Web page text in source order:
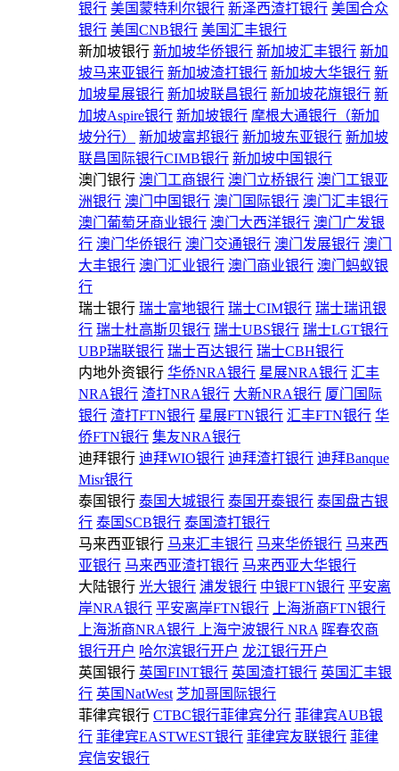
银行 美国蒙特利尔银行 新泽西渣打银行 美国合众
银行 美国CNB银行 美国汇丰银行
新加坡银行 新加坡华侨银行 新加坡汇丰银行 新加
坡马来亚银行 新加坡渣打银行 新加坡大华银行 新
加坡星展银行 新加坡联昌银行 新加坡花旗银行 新
加坡Aspire银行 新加坡银行 摩根大通银行（新加
坡分行）
新加坡富邦银行 新加坡东亚银行 新加坡
联昌国际银行CIMB银行 新加坡中国银行
澳门银行 澳门工商银行 澳门立桥银行 澳门工银亚
洲银行 澳门中国银行 澳门国际银行 澳门汇丰银行
澳门葡萄牙商业银行 澳门大西洋银行 澳门广发银
行 澳门华侨银行 澳门交通银行 澳门发展银行 澳门
大丰银行 澳门汇业银行 澳门商业银行 澳门蚂蚁银
行
瑞士银行 瑞士富地银行 瑞士CIM银行 瑞士瑞讯银
行 瑞士杜高斯贝银行 瑞士UBS银行 瑞士LGT银行
UBP瑞联银行 瑞士百达银行 瑞士CBH银行
内地外资银行 华侨NRA银行 星展NRA银行 汇丰
NRA银行 渣打NRA银行 大新NRA银行 厦门国际
银行 渣打FTN银行 星展FTN银行 汇丰FTN银行 华
侨FTN银行 集友NRA银行
迪拜银行 迪拜WIO银行 迪拜渣打银行 迪拜Banque
Misr银行
泰国银行 泰国大城银行 泰国开泰银行 泰国盘古银
行 泰国SCB银行 泰国渣打银行
马来西亚银行 马来汇丰银行 马来华侨银行 马来西
亚银行 马来西亚渣打银行 马来西亚大华银行
大陆银行 光大银行 浦发银行 中银FTN银行 平安离
岸NRA银行 平安离岸FTN银行
上海浙商FTN银行
上海浙商NRA银行
上海宁波银行 NRA 晖春农商
银行开户 哈尔滨银行开户 龙江银行开户
英国银行 英国FINT银行 英国渣打银行 英国汇丰银
行 英国NatWest 芝加哥国际银行
菲律宾银行 CTBC银行菲律宾分行 菲律宾AUB银
行 菲律宾EASTWEST银行 菲律宾友联银行 菲律
宾信安银行